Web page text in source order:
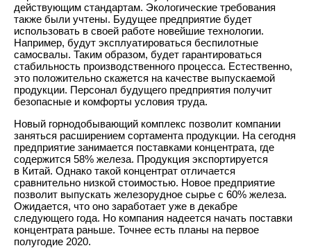
действующим стандартам. Экологические требования
также были учтены. Будущее предприятие будет
использовать в своей работе новейшие технологии.
Например, будут эксплуатироваться беспилотные
самосвалы. Таким образом, будет гарантироваться
стабильность производственного процесса. Естественно,
это положительно скажется на качестве выпускаемой
продукции. Персонал будущего предприятия получит
безопасные и комфорты условия труда.
Новый горнодобывающий комплекс позволит компании
заняться расширением сортамента продукции. На сегодня
предприятие занимается поставками концентрата, где
содержится 58% железа. Продукция экспортируется
в Китай. Однако такой концентрат отличается
сравнительно низкой стоимостью. Новое предприятие
позволит выпускать железорудное сырье с 60% железа.
Ожидается, что оно заработает уже в декабре
следующего года. Но компания надеется начать поставки
концентрата раньше. Точнее есть планы на первое
полугодие 2020.